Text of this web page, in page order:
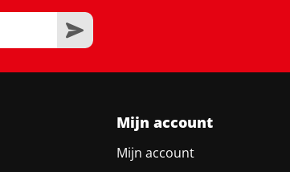
Mijn account
Mijn account